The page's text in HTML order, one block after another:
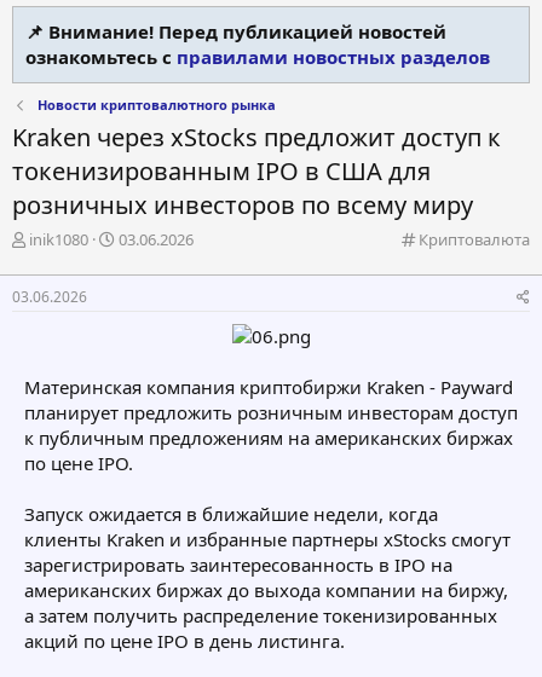
📌 Внимание! Перед публикацией новостей
ознакомьтесь с правилами новостных разделов
Новости криптовалютного рынка
Kraken через xStocks предложит доступ к
токенизированным IPO в США для
розничных инвесторов по всему миру
К
т
и
я
Криптовалюта
А
т
о
м
ы
inik1080
Д
т
а
л
а
03.06.2026
03.06.2026
Материнская компания криптобиржи Kraken - Payward
планирует предложить розничным инвесторам доступ
к публичным предложениям на американских биржах
по цене IPO.
Запуск ожидается в ближайшие недели, когда
клиенты Kraken и избранные партнеры xStocks смогут
зарегистрировать заинтересованность в IPO на
американских биржах до выхода компании на биржу,
а затем получить распределение токенизированных
акций по цене IPO в день листинга.